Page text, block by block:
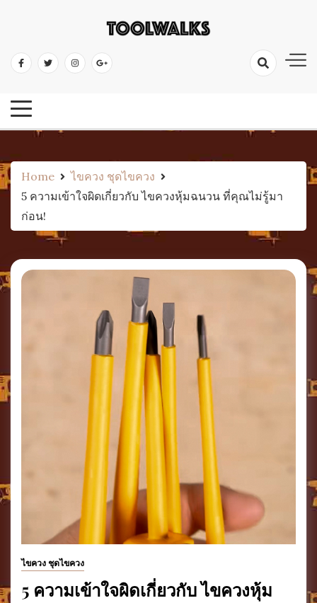
เครื่องมือช่าง เครื่องมือช่างไม้
Home
ไขควง ชุดไขควง
5 ความเข้าใจผิดเกี่ยวกับ ไขควงหุ้มฉนวน ที่คุณไม่รู้มา
ก่อน!
ไขควง ชุดไขควง
5 ความเข้าใจผิดเกี่ยวกับ ไขควงหุ้ม